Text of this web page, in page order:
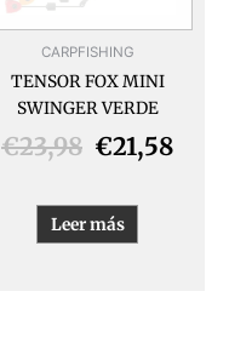
CARPFISHING
TENSOR FOX MINI
SWINGER VERDE
€23,98 €21,58
Leer más